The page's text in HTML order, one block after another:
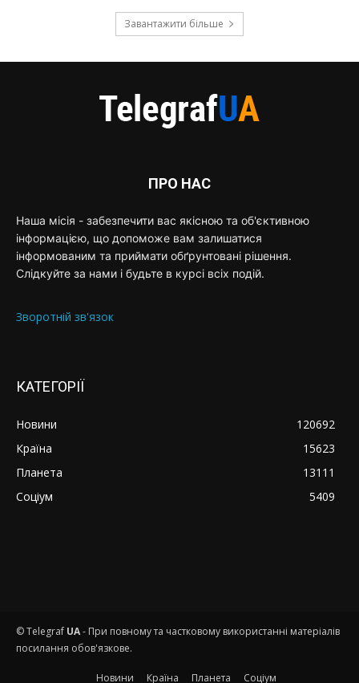
Завантажити більше
ПРО НАС
Наша місія - забезпечити вас якісною та об'єктивною
інформацією, що допоможе вам залишатися
інформованим та приймати обґрунтовані рішення.
Слідкуйте за нами і будьте в курсі всіх подій.
Зворотній зв'язок
КАТЕГОРІЇ
Новини
120692
Країна
15623
Планета
13111
Соціум
5409
© Telegraf UA- При повному та частковому використанні матеріалів
посилання обов'язкове.
Новини Країна Планета Соціум